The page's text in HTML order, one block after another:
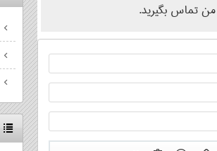
من تماس بگیرید.